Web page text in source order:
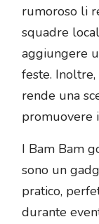
rumoroso li
squadre
aggiungere
feste.
rende una
promuovere
I Bam Bam
sono un
pratico,
durante